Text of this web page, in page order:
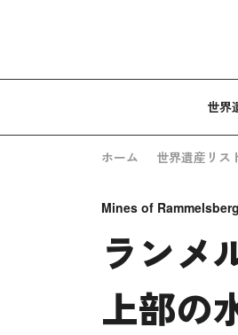
世界
ホーム 世界遺産リス
Mines of
ランメ
上部の